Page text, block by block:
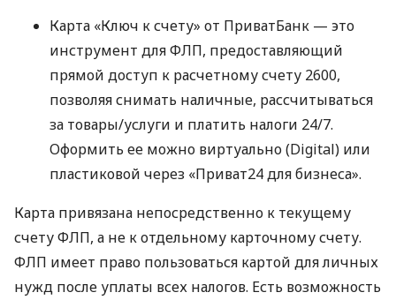
Карта «Ключ к счету» от ПриватБанк — это
инструмент для ФЛП, предоставляющий
прямой доступ к расчетному счету 2600,
позволяя снимать наличные, рассчитываться
за товары/услуги и платить налоги 24/7.
Оформить ее можно виртуально (Digital) или
пластиковой через «Приват24 для бизнеса».
Карта привязана непосредственно к текущему
счету ФЛП, а не к отдельному карточному счету.
ФЛП имеет право пользоваться картой для личных
нужд после уплаты всех налогов. Есть возможность